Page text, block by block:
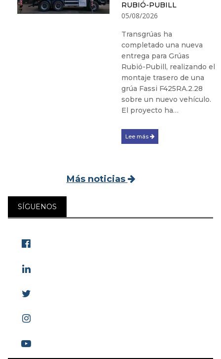
RUBIÓ-PUBILL
05/08/2026
Transgrúas ha
completado una nueva
entrega para Grúas
Rubió-Pubill, realizando el
montaje trasero de una
grúa Fassi F425RA.2.28
sobre un nuevo vehículo.
El proyecto ha…
Lee más
Más noticias
SÍGUENOS